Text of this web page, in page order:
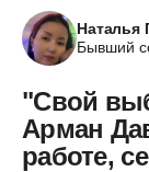
Наталья
Бывший
"Свой
Арман
работе,